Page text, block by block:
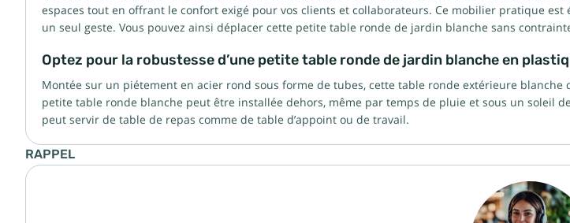
espaces tout en offrant le confort exigé pour vos clients et collaborateurs. Ce mobilier pratique
un seul geste. Vous pouvez ainsi déplacer cette petite table ronde de jardin blanche sans
Optez pour la robustesse d’une petite table ronde de jardin blanche en
Montée sur un piétement en acier rond sous forme de tubes, cette table ronde extérieure blanche
petite table ronde blanche peut être installée dehors, même par temps de pluie et sous un soleil
peut servir de table de repas comme de table d’appoint ou de travail.
RAPPEL